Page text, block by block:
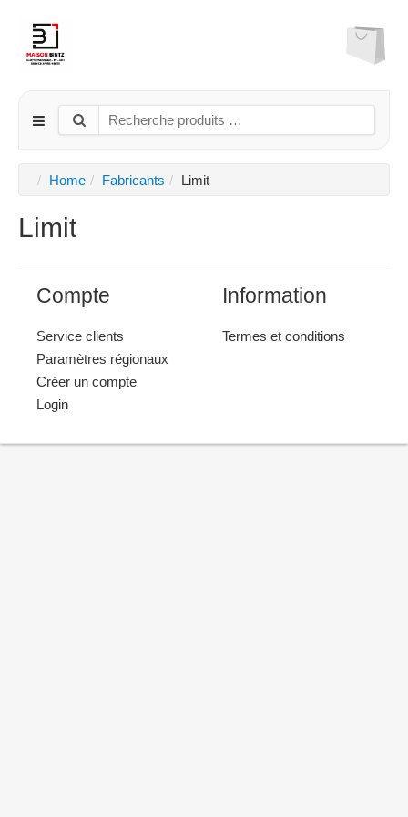
Home Fabricants Limit
Limit
Compte
Service clients
Paramètres régionaux
Créer un compte
Login
Information
Termes et conditions